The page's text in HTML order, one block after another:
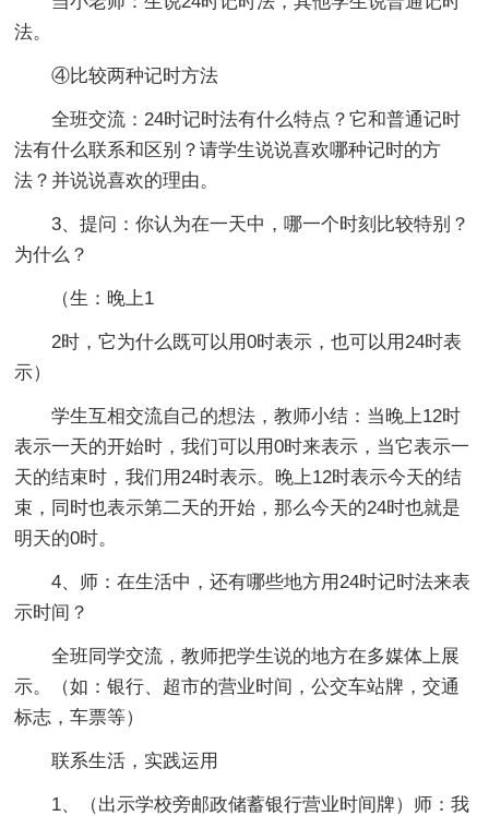
法。
④比较两种记时方法
全班交流：24时记时法有什么特点？它和普通记时
法有什么联系和区别？请学生说说喜欢哪种记时的方
法？并说说喜欢的理由。
3、提问：你认为在一天中，哪一个时刻比较特别？
为什么？
（生：晚上1
2时，它为什么既可以用0时表示，也可以用24时表
示）
学生互相交流自己的想法，教师小结：当晚上12时
表示一天的开始时，我们可以用0时来表示，当它表示一
天的结束时，我们用24时表示。晚上12时表示今天的结
束，同时也表示第二天的开始，那么今天的24时也就是
明天的0时。
4、师：在生活中，还有哪些地方用24时记时法来表
示时间？
全班同学交流，教师把学生说的地方在多媒体上展
示。（如：银行、超市的营业时间，公交车站牌，交通
标志，车票等）
联系生活，实践运用
1、（出示学校旁邮政储蓄银行营业时间牌）师：我